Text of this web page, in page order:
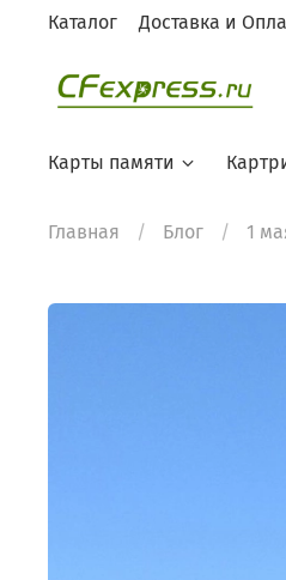
Каталог Доставка и
Карты памяти
Главная Блог 1